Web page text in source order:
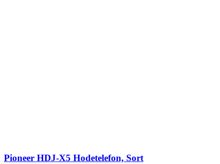
Pioneer HDJ-X5 Hodetelefon, Sort